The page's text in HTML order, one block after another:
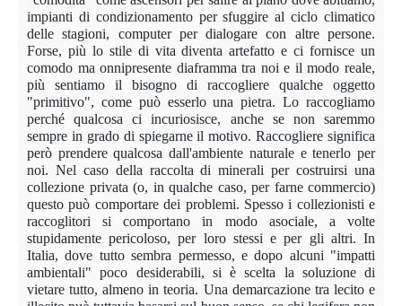
impianti di condizionamento per sfuggire al ciclo climatico
delle stagioni, computer per dialogare con altre persone.
Forse, più lo stile di vita diventa artefatto e ci fornisce un
comodo ma onnipresente diaframma tra noi e il modo reale,
più sentiamo il bisogno di raccogliere qualche oggetto
"primitivo", come può esserlo una pietra. Lo raccogliamo
perché qualcosa ci incuriosisce, anche se non saremmo
sempre in grado di spiegarne il motivo. Raccogliere significa
però prendere qualcosa dall'ambiente naturale e tenerlo per
noi. Nel caso della raccolta di minerali per costruirsi una
collezione privata (o, in qualche caso, per farne commercio)
questo può comportare dei problemi. Spesso i collezionisti e
raccoglitori si comportano in modo asociale, a volte
stupidamente pericoloso, per loro stessi e per gli altri. In
Italia, dove tutto sembra permesso, e dopo alcuni "impatti
ambientali" poco desiderabili, si è scelta la soluzione di
vietare tutto, almeno in teoria. Una demarcazione tra lecito e